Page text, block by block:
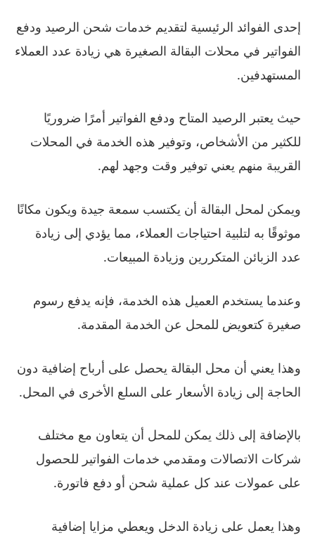
إحدى الفوائد الرئيسية لتقديم خدمات شحن الرصيد ودفع
الفواتير في محلات البقالة الصغيرة هي زيادة عدد العملاء
المستهدفين.
حيث يعتبر الرصيد المتاح ودفع الفواتير أمرًا ضروريًا
للكثير من الأشخاص، وتوفير هذه الخدمة في المحلات
القريبة منهم يعني توفير وقت وجهد لهم.
ويمكن لمحل البقالة أن يكتسب سمعة جيدة ويكون مكانًا
موثوقًا به لتلبية احتياجات العملاء، مما يؤدي إلى زيادة
عدد الزبائن المتكررين وزيادة المبيعات.
وعندما يستخدم العميل هذه الخدمة، فإنه يدفع رسوم
صغيرة كتعويض للمحل عن الخدمة المقدمة.
وهذا يعني أن محل البقالة يحصل على أرباح إضافية دون
الحاجة إلى زيادة الأسعار على السلع الأخرى في المحل.
بالإضافة إلى ذلك يمكن للمحل أن يتعاون مع مختلف
شركات الاتصالات ومقدمي خدمات الفواتير للحصول
على عمولات عند كل عملية شحن أو دفع فاتورة.
وهذا يعمل على زيادة الدخل ويعطي مزايا إضافية